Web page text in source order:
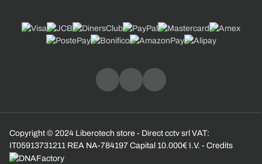
Copyright © 2024 Liberotech store - Direct cctv srl VAT:
IT05913731211 REA NA-784197 Capital 10.000€ I.V. - Credits